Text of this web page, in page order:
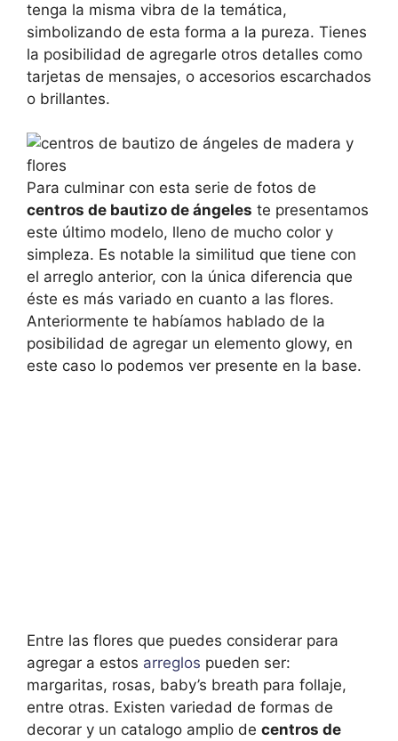
tenga la misma vibra de la temática,
simbolizando de esta forma a la pureza. Tienes
la posibilidad de agregarle otros detalles como
tarjetas de mensajes, o accesorios escarchados
o brillantes.
Para culminar con esta serie de fotos de
centros de bautizo de ángeles te presentamos
este último modelo, lleno de mucho color y
simpleza. Es notable la similitud que tiene con
el arreglo anterior, con la única diferencia que
éste es más variado en cuanto a las flores.
Anteriormente te habíamos hablado de la
posibilidad de agregar un elemento glowy, en
este caso lo podemos ver presente en la base.
Entre las flores que puedes considerar para
agregar a estos arreglos pueden ser:
margaritas, rosas, baby’s breath para follaje,
entre otras. Existen variedad de formas de
decorar y un catalogo amplio de centros de